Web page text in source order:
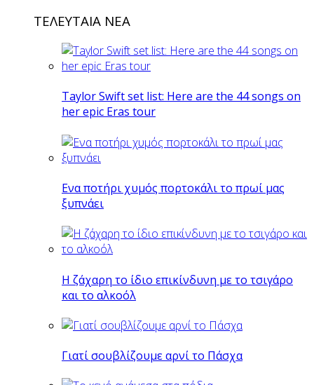
ΤΕΛΕΥΤΑΙΑ ΝΕΑ
Taylor Swift set list: Here are the 44 songs on
her epic Eras tour
Eνα ποτήρι χυμός πορτοκάλι το πρωί μας
ξυπνάει
Η ζάχαρη το ίδιο επικίνδυνη με το τσιγάρο
και το αλκοόλ
Γιατί σουβλίζουμε αρνί το Πάσχα